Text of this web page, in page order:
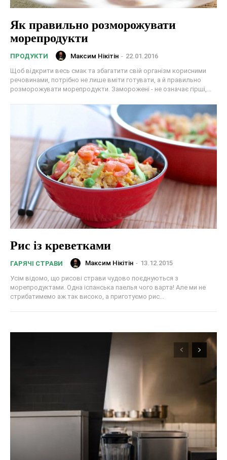
Як правильно розморожувати
морепродукти
ПРОДУКТИ Максим Нікітін - 22.01.2016
Щоб відкрити весь смак та збагатити свій організм корисними
речовинами, потрібно не лише вміти готувати, а й правильно
розморожувати морепродукти. Заморожені - не означає гірші,...
Рис із креветками
ГАРЯЧІ СТРАВИ Максим Нікітін - 13.12.2015
Усім відомо, що рисові страви чудово поєднуються з
морепродуктами. Одна іспанська паелья чого варта! Але ми не
стрибатимемо аж так високо, а приготуємо рис...